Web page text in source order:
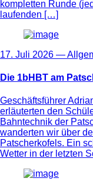
kompletten Runde
laufenden […]
17. Juli 2026 —
Die 1bHBT am
Geschäftsführer
erläuterten den
Bahntechnik der
wanderten wir über
Patscherkofels. Ein
Wetter in der letzten